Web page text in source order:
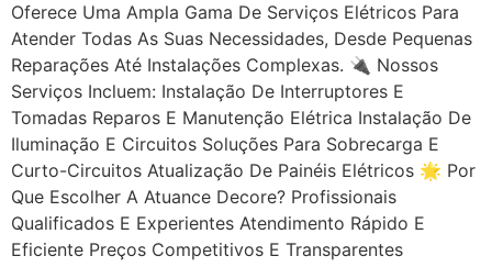
Oferece Uma Ampla Gama De Serviços Elétricos Para
Atender Todas As Suas Necessidades, Desde Pequenas
Reparações Até Instalações Complexas. 🔌 Nossos
Serviços Incluem: Instalação De Interruptores E
Tomadas Reparos E Manutenção Elétrica Instalação De
Iluminação E Circuitos Soluções Para Sobrecarga E
Curto-Circuitos Atualização De Painéis Elétricos 🌟 Por
Que Escolher A Atuance Decore? Profissionais
Qualificados E Experientes Atendimento Rápido E
Eficiente Preços Competitivos E Transparentes